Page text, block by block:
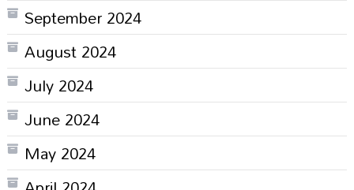
September 2024
August 2024
July 2024
June 2024
May 2024